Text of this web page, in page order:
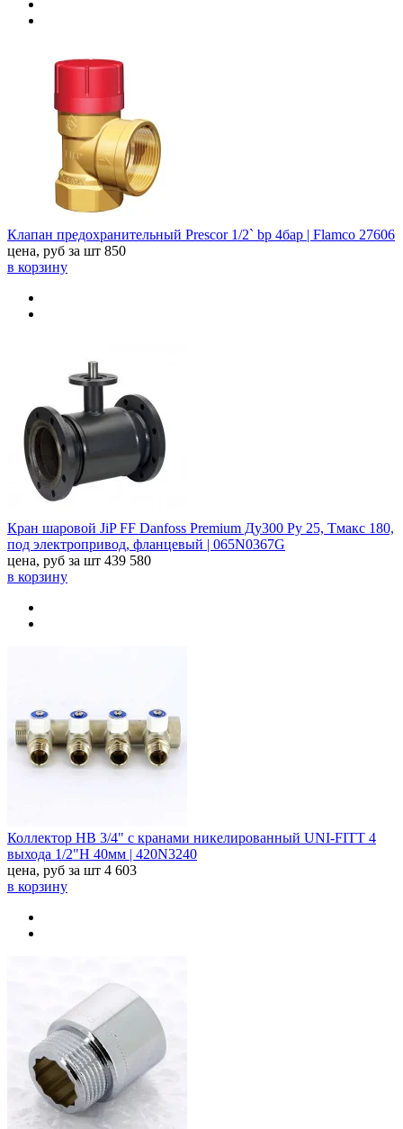
Клапан предохранительный Prescor 1/2` bp 4бар | Flamco 27606
цена, руб за шт 850
в корзину
Кран шаровой JiP FF Danfoss Premium Ду300 Ру 25, Тмакс 180,
под электропривод, фланцевый | 065N0367G
цена, руб за шт 439 580
в корзину
Коллектор НВ 3/4" с кранами никелированный UNI-FITT 4
выхода 1/2"Н 40мм | 420N3240
цена, руб за шт 4 603
в корзину